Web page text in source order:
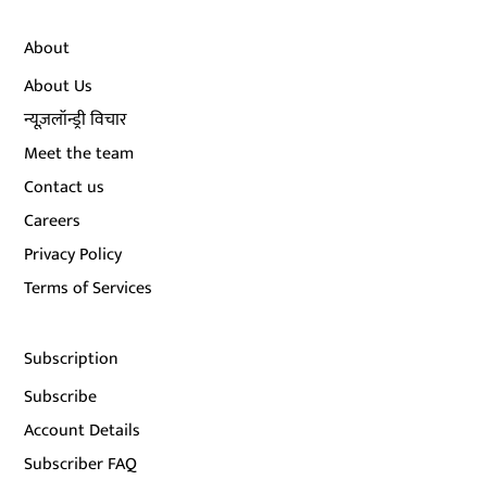
About
About Us
न्यूज़लॉन्ड्री विचार
Meet the team
Contact us
Careers
Privacy Policy
Terms of Services
Subscription
Subscribe
Account Details
Subscriber FAQ